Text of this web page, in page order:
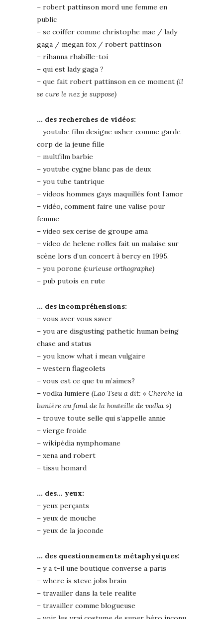
– robert pattinson mord une femme en
public
– se coiffer comme christophe mae / lady
gaga / megan fox / robert pattinson
– rihanna rhabille-toi
– qui est lady gaga ?
– que fait robert pattinson en ce moment (il
se cure le nez je suppose)
… des recherches de vidéos:
– youtube film designe usher comme garde
corp de la jeune fille
– multfilm barbie
– youtube cygne blanc pas de deux
– you tube tantrique
– videos hommes gays maquillés font l’amor
– vidéo, comment faire une valise pour
femme
– video sex cerise de groupe ama
– video de helene rolles fait un malaise sur
scène lors d’un concert à bercy en 1995.
– you porone (curieuse orthographe)
– pub putois en rute
… des incompréhensions:
– vous aver vous saver
– you are disgusting pathetic human being
chase and status
– you know what i mean vulgaire
– western flageolets
– vous est ce que tu m’aimes?
– vodka lumiere (Lao Tseu a dit: « Cherche la
lumière au fond de la bouteille de vodka »)
– trouve toute selle qui s’appelle annie
– vierge froide
– wikipédia nymphomane
– xena and robert
– tissu homard
… des… yeux:
– yeux perçants
– yeux de mouche
– yeux de la joconde
… des questionnements métaphysiques:
– y a t-il une boutique converse a paris
– where is steve jobs brain
– travailler dans la tele realite
– travailler comme blogueuse